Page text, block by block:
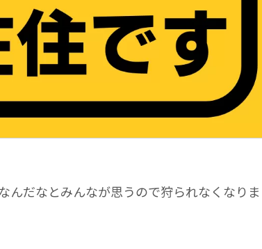
んだなとみんなが思うので狩られなくなりま